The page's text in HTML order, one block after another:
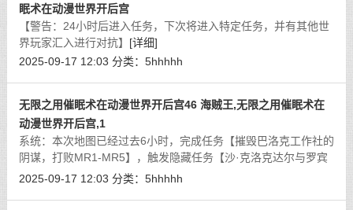
眠术在动漫世界开后宫
【警告：24小时后进入任务，下次将进入特定任务，并有其他世
界玩家汇入进行对抗】 [详细]
2025-09-17 12:03 分类： 5hhhhh
无限之用催眠术在动漫世界开后宫46 海贼王,无限之用催眠术在
动漫世界开后宫,1
系统：本次地图已经过去6小时，完成任务【摧毁巴洛克工作社的
阴谋，打败MR1-MR5】，触发隐藏任务【沙·克洛克达尔与罗宾
登场】。 [详细]
2025-09-17 12:03 分类： 5hhhhh